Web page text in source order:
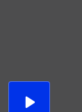
播